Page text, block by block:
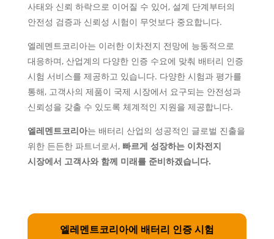
사태와 신뢰 하락으로 이어질 수 있어, 설계 단계부터의
안전성 검증과 신뢰성 시험이 무엇보다 중요합니다.
엘레멘트코리아는 이러한 이차전지 전망에 능동적으로
대응하며, 산업계의 다양한 인증 수요에 맞춰 배터리 인증
시험 서비스를 제공하고 있습니다. 다양한 시험과 평가를
통해, 고객사의 제품이 국제 시장에서 요구되는 안전성과
신뢰성을 갖출 수 있도록 체계적인 지원을 제공합니다.
엘레멘트코리아는 배터리 산업의 성공적인 글로벌 진출을
위한 든든한 파트너로서, 빠르게 성장하는 이차전지
시장에서 고객사와 함께 미래를 준비하겠습니다.
엘레멘트코리아에 배터리 인증 시험